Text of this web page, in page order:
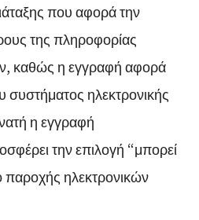
που αφορά την
της πληροφορίας
καθώς η εγγραφή αφορά
συστήματος ηλεκτρονικής
η εγγραφή
την επιλογή “μπορεί
παροχής ηλεκτρονικών